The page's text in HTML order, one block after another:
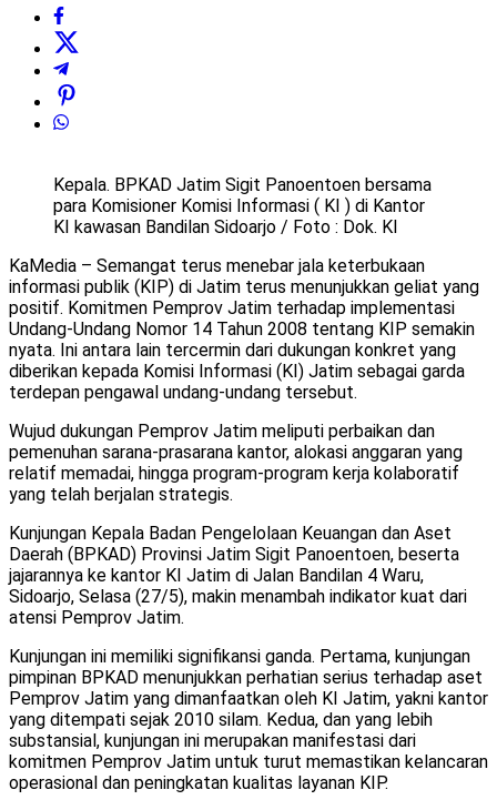
Kepala. BPKAD Jatim Sigit Panoentoen bersama
para Komisioner Komisi Informasi ( KI ) di Kantor
KI kawasan Bandilan Sidoarjo / Foto : Dok. KI
KaMedia – Semangat terus menebar jala keterbukaan
informasi publik (KIP) di Jatim terus menunjukkan geliat yang
positif. Komitmen Pemprov Jatim terhadap implementasi
Undang-Undang Nomor 14 Tahun 2008 tentang KIP semakin
nyata. Ini antara lain tercermin dari dukungan konkret yang
diberikan kepada Komisi Informasi (KI) Jatim sebagai garda
terdepan pengawal undang-undang tersebut.
Wujud dukungan Pemprov Jatim meliputi perbaikan dan
pemenuhan sarana-prasarana kantor, alokasi anggaran yang
relatif memadai, hingga program-program kerja kolaboratif
yang telah berjalan strategis.
Kunjungan Kepala Badan Pengelolaan Keuangan dan Aset
Daerah (BPKAD) Provinsi Jatim Sigit Panoentoen, beserta
jajarannya ke kantor KI Jatim di Jalan Bandilan 4 Waru,
Sidoarjo, Selasa (27/5), makin menambah indikator kuat dari
atensi Pemprov Jatim.
Kunjungan ini memiliki signifikansi ganda. Pertama, kunjungan
pimpinan BPKAD menunjukkan perhatian serius terhadap aset
Pemprov Jatim yang dimanfaatkan oleh KI Jatim, yakni kantor
yang ditempati sejak 2010 silam. Kedua, dan yang lebih
substansial, kunjungan ini merupakan manifestasi dari
komitmen Pemprov Jatim untuk turut memastikan kelancaran
operasional dan peningkatan kualitas layanan KIP.